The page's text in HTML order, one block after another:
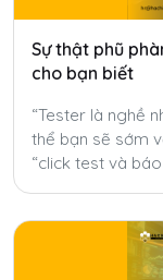
Sự thật phũ
cho bạn biết
“Tester là nghề
thể bạn sẽ sớm
“click test và